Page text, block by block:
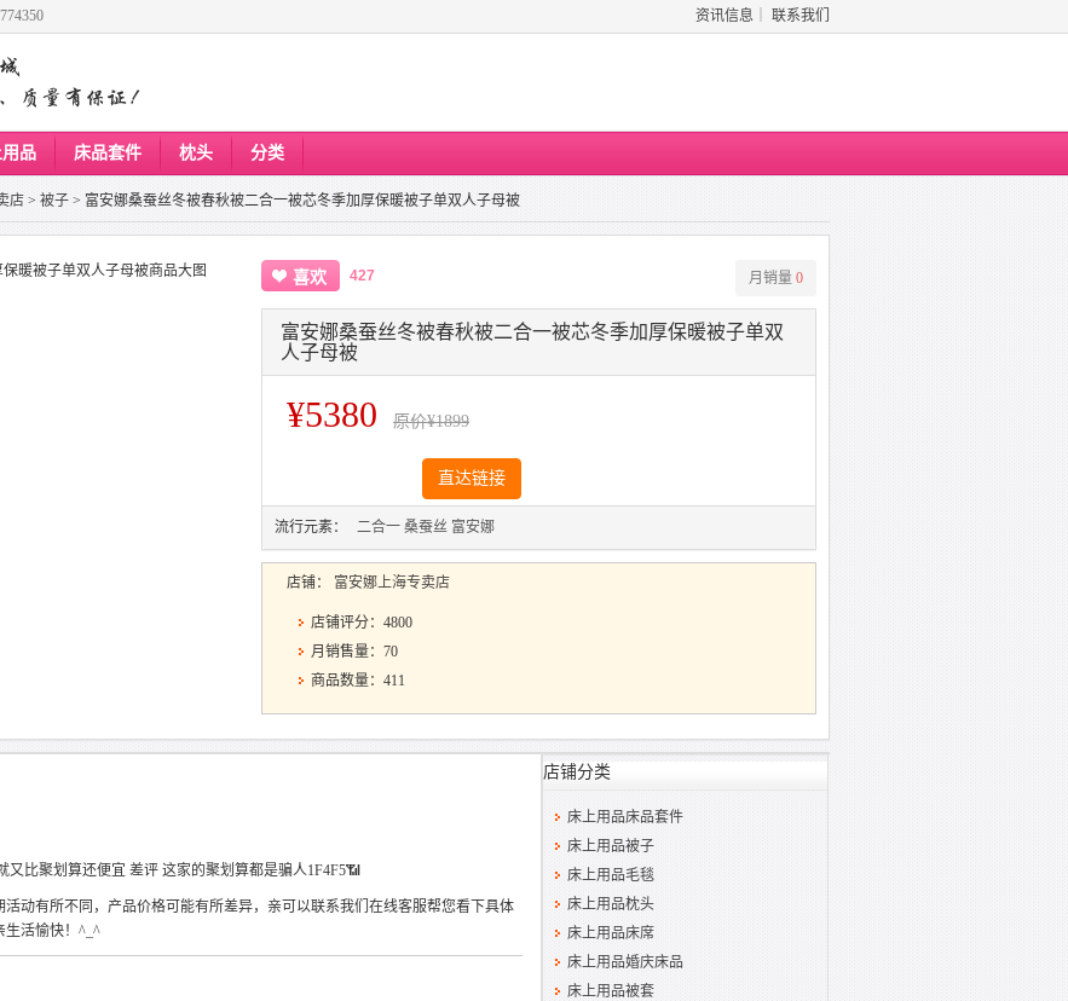
资讯信息 联系我们
品 床品套件 枕头 分类
店 > 被子 > 富安娜桑蚕丝冬被春秋被二合一被芯冬季加厚保暖被子单双人子母被
喜欢 427 月销量 0
富安娜桑蚕丝冬被春秋被二合一被芯冬季加厚保暖被子单双
人子母被
¥5380 原价¥1899
直达链接
流行元素： 二合一 桑蚕丝 富安娜
店铺： 富安娜上海专卖店
店铺评分：4800
月销售量：70
商品数量：411
比聚划算还便宜 差评 这家的聚划算都是骗人1F4F5📶
动有所不同，产品价格可能有所差异，亲可以联系我们在线客服帮您看下具体
生活愉快！^_^
店铺分类
床上用品床品套件
床上用品被子
床上用品毛毯
床上用品枕头
床上用品床席
床上用品婚庆床品
床上用品被套